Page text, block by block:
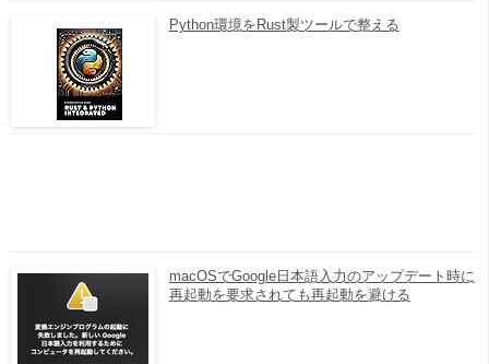
Python環境をRust製ツールで整える
macOSでGoogle日本語入力のアップデート時に
再起動を要求されても再起動を避ける